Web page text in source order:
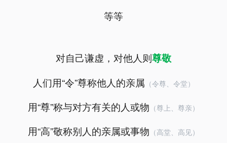
等等
对自己谦虚，对他人则尊敬
人们用“令”尊称他人的亲属 （令尊、令堂）
用“尊”称与对方有关的人或物 （尊上、尊亲）
用“高”敬称别人的亲属或事物 （高堂、高见）